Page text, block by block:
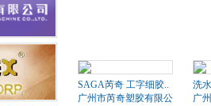
SAGA芮奇 工字细胶..
广州市芮奇塑胶有限公司
洗
广